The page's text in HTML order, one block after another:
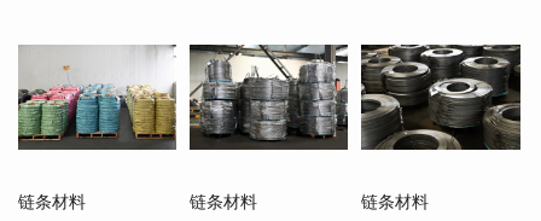
链条材料 链条材料 链条材料